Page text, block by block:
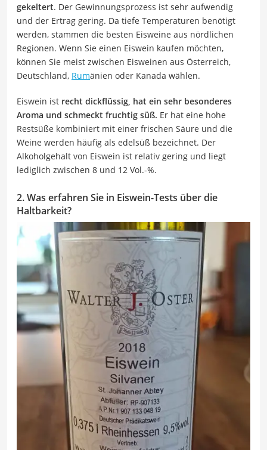
gekeltert. Der Gewinnungsprozess ist sehr aufwendig
und der Ertrag gering. Da tiefe Temperaturen benötigt
werden, stammen die besten Eisweine aus nördlichen
Regionen. Wenn Sie einen Eiswein kaufen möchten,
können Sie meist zwischen Eisweinen aus Österreich,
Deutschland, Rumänien oder Kanada wählen.
Eiswein ist recht dickflüssig, hat ein sehr besonderes
Aroma und schmeckt fruchtig süß. Er hat eine hohe
Restsüße kombiniert mit einer frischen Säure und die
Weine werden häufig als edelsüß bezeichnet. Der
Alkoholgehalt von Eiswein ist relativ gering und liegt
lediglich zwischen 8 und 12 Vol.-%.
2. Was erfahren Sie in Eiswein-Tests über die
Haltbarkeit?